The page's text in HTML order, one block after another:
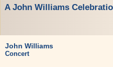
A John Williams
John Williams
Concert